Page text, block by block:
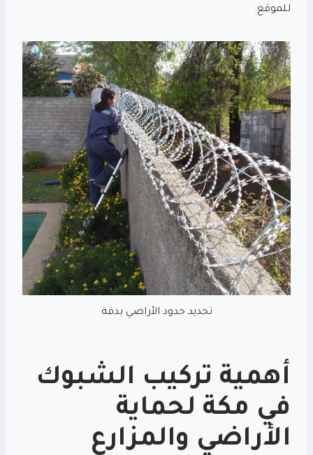
للموقع.
تحديد حدود الأراضي بدقة
أهمية تركيب الشبوك
في مكة لحماية
الأراضي والمزارع